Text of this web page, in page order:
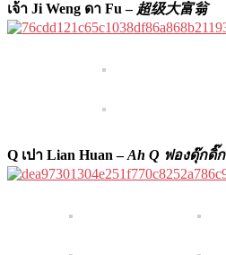
เจ้า Ji Weng ดา Fu – 超级大富翁
Q เปา Lian Huan –Ah Q ฟองดุ๊กดิ๊ก